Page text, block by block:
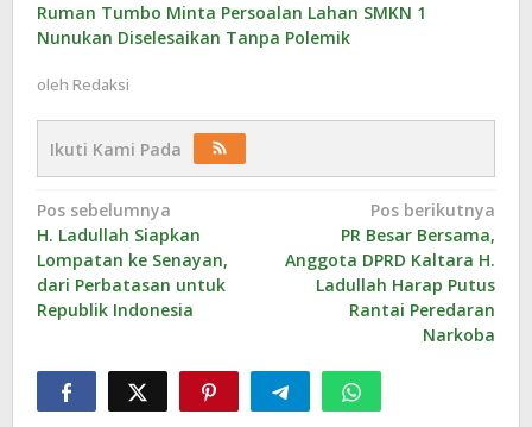
Ruman Tumbo Minta Persoalan Lahan SMKN 1
Nunukan Diselesaikan Tanpa Polemik
oleh Redaksi
Ikuti Kami Pada
Navigasi
pos
Pos sebelumnya
H. Ladullah Siapkan
Lompatan ke Senayan,
dari Perbatasan untuk
Republik Indonesia
Pos berikutnya
PR Besar Bersama,
Anggota DPRD Kaltara H.
Ladullah Harap Putus
Rantai Peredaran
Narkoba